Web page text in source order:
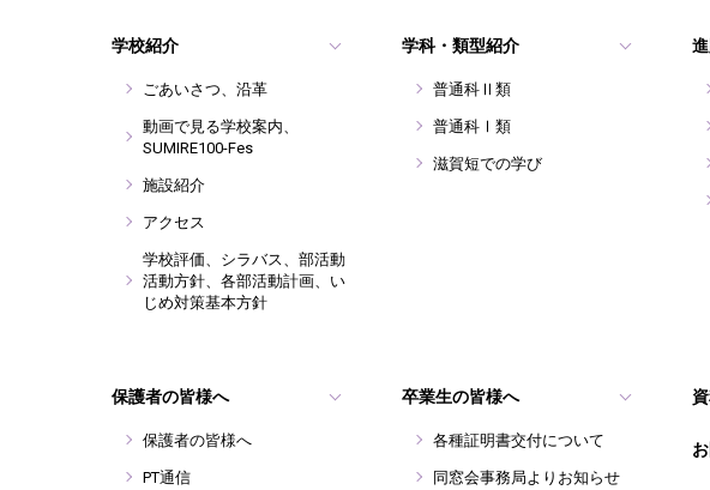
学校紹介
ごあいさつ、沿革
動画で見る学校案内、
SUMIRE100-Fes
施設紹介
アクセス
学校評価、シラバス、部活動
活動方針、各部活動計画、い
じめ対策基本方針
学科・類型紹介
普通科Ⅱ類
普通科Ⅰ類
滋賀短での学び
保護者の皆様へ
保護者の皆様へ
PT通信
卒業生の皆様へ
各種証明書交付について
同窓会事務局よりお知らせ